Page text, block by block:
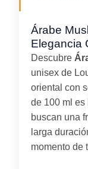
Árabe
Elegancia
Descubre
unisex de
oriental con
de 100 ml es
buscan una
larga
momento de